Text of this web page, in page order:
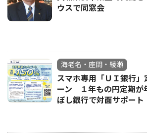
ウスで同窓会
海老名・座間・綾瀬
スマホ専用「ＵＩ銀行
ーン １年もの円定期
ぼし銀行で対面サポート